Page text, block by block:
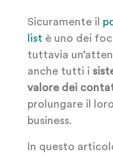
Sicuramente il
list è uno dei
tuttavia
anche tutti i
valore dei
prolungare il
business.
In questo